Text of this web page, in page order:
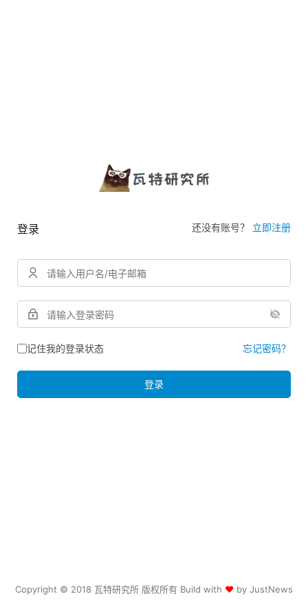
登录 还没有账号？ 立即注册
记住我的登录状态 忘记密码？
登录
Copyright © 2018 瓦特研究所 版权所有 Build with ♥ by JustNews